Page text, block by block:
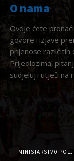
O nama
Ovdje ćete
govore i izjave
prijenose različitih
Prijedlozima,
sudjeluj i utječi na
MINISTARSTVO